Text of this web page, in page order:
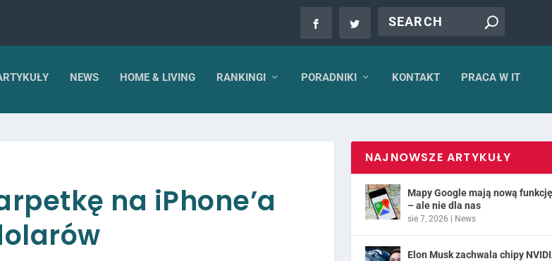
NEWS HOME & LIVING RANKINGI PORADNIKI KONTAKT PRACA W IT
na iPhone’a
NAJNOWSZE ARTYKUŁY
Mapy Google mają nową funkcję
– ale nie dla nas
sie 7, 2026 | News
Elon Musk zachwala chipy